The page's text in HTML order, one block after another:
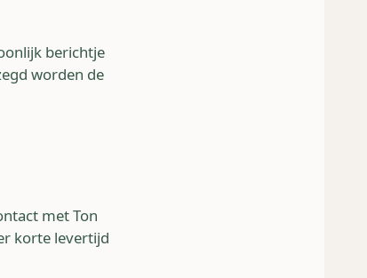
berichtje
worden de
met Ton
korte levertijd